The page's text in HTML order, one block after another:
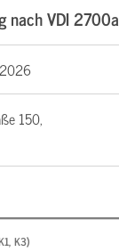
nach VDI 2700a
150,
K3)